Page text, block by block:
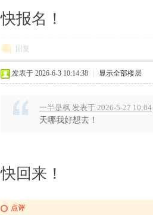
快报名！
回复
发表于 2026-6-3 10:14:38 显示全部楼层
一半是枫 发表于 2026-5-27 10:04
天哪我好想去！
快回来！
点评